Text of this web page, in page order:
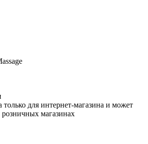
только для интернет-магазина и может
розничных магазинах